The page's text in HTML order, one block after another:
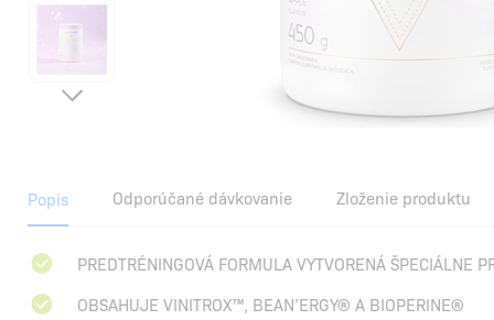
Popis Odporúčané dávkovanie Zloženie produktu
PREDTRÉNINGOVÁ FORMULA VYTVORENÁ ŠPECIÁLNE
OBSAHUJE VINITROX™, BEAN’ERGY® A BIOPERINE®